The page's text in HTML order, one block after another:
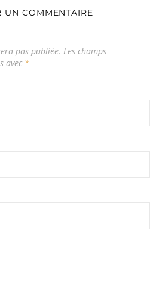
UN COMMENTAIRE
pas publiée. Les champs
avec *